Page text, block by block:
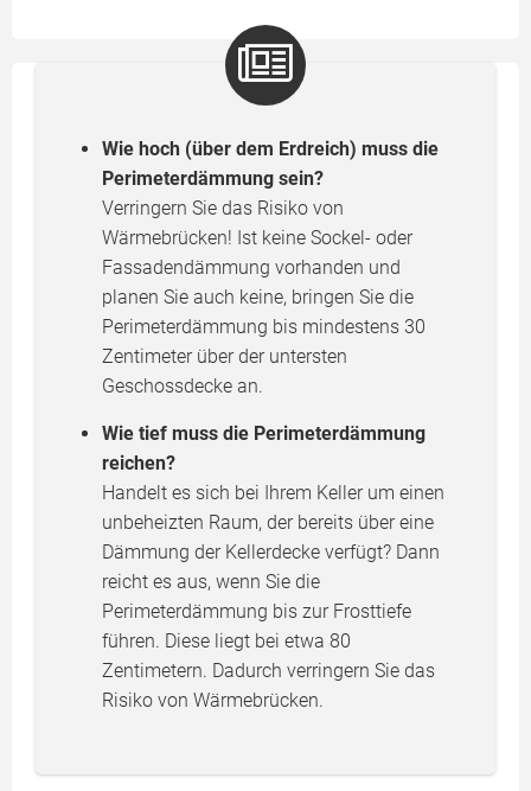
Wie hoch (über dem Erdreich) muss die
Perimeterdämmung sein?
Verringern Sie das Risiko von
Wärmebrücken! Ist keine Sockel- oder
Fassadendämmung vorhanden und
planen Sie auch keine, bringen Sie die
Perimeterdämmung bis mindestens 30
Zentimeter über der untersten
Geschossdecke an.
Wie tief muss die Perimeterdämmung
reichen?
Handelt es sich bei Ihrem Keller um einen
unbeheizten Raum, der bereits über eine
Dämmung der Kellerdecke verfügt? Dann
reicht es aus, wenn Sie die
Perimeterdämmung bis zur Frosttiefe
führen. Diese liegt bei etwa 80
Zentimetern. Dadurch verringern Sie das
Risiko von Wärmebrücken.